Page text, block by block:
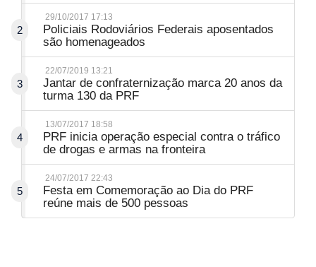
2
29/10/2017 17:13
Policiais Rodoviários Federais aposentados
são homenageados
3
22/07/2019 13:21
Jantar de confraternização marca 20 anos da
turma 130 da PRF
4
13/07/2017 18:58
PRF inicia operação especial contra o tráfico
de drogas e armas na fronteira
5
24/07/2017 22:43
Festa em Comemoração ao Dia do PRF
reúne mais de 500 pessoas